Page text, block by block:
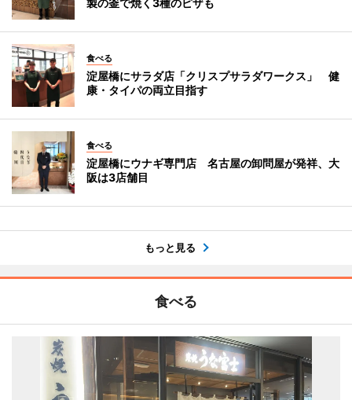
食べる
淀屋橋にサラダ店「クリスプサラダワークス」 健
康・タイパの両立目指す
食べる
淀屋橋にウナギ専門店 名古屋の卸問屋が発祥、大
阪は3店舗目
もっと見る
食べる